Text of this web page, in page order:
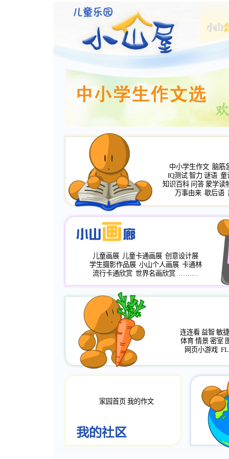
中小学生作文 脑筋
IQ测试 智力 谜语 童
知识百科 问答 蒙学读
万事由来 歇后语
儿童画展 儿童卡通画展 创意设计展
学生摄影作品展 小山个人画展 卡通林
流行卡通欣赏 世界名画欣赏 ………
连连看 益智 敏捷
体育 情景 密室
网页小游戏
家园首页 我的作文